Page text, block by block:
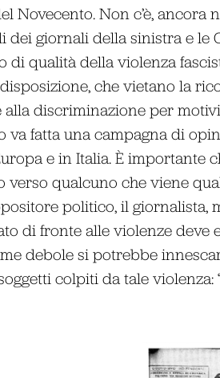
Novecento. Non c’è, ancora
dei giornali della sinistra e le
di qualità della violenza
che vietano la
alla discriminazione per
va fatta una campagna di
e in Italia. È importante
verso qualcuno che viene
politico, il giornalista,
di fronte alle violenze deve
debole si potrebbe
colpiti da tale